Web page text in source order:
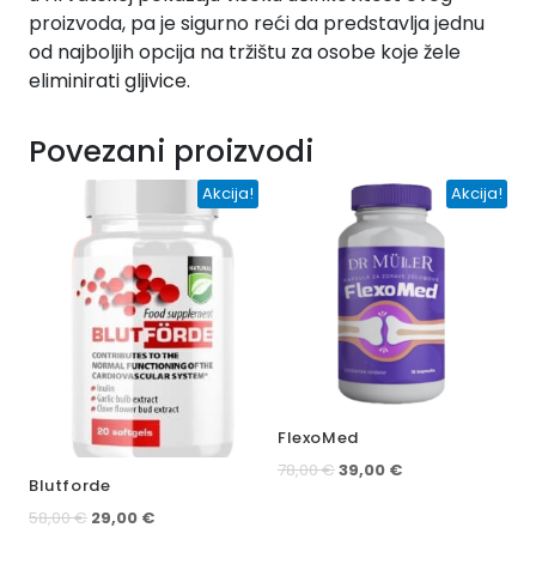
proizvoda, pa je sigurno reći da predstavlja jednu
od najboljih opcija na tržištu za osobe koje žele
eliminirati gljivice.
Povezani proizvodi
Akcija!
Blutforde
58,00€ Izvorna
29,00 €Trenutna
Akcija!
FlexoMed
78,00€Izvorna
39,00 €Trenutna